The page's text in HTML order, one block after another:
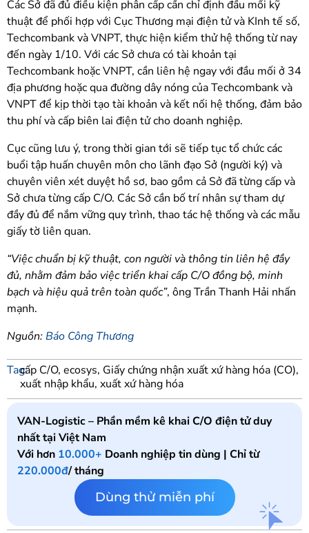
Các Sở đã đủ điều kiện phân cấp cần chỉ định đầu mối kỹ
thuật để phối hợp với Cục Thương mại điện tử và KInh tế số,
Techcombank và VNPT, thực hiện kiểm thử hệ thống từ nay
đến ngày 1/10. Với các Sở chưa có tài khoản tại
Techcombank hoặc VNPT, cần liên hệ ngay với đầu mối ở 34
địa phương hoặc qua đường dây nóng của Techcombank và
VNPT để kịp thời tạo tài khoản và kết nối hệ thống, đảm bảo
thu phí và cấp biên lai điện tử cho doanh nghiệp.
Cục cũng lưu ý, trong thời gian tới sẽ tiếp tục tổ chức các
buổi tập huấn chuyên môn cho lãnh đạo Sở (người ký) và
chuyên viên xét duyệt hồ sơ, bao gồm cả Sở đã từng cấp và
Sở chưa từng cấp C/O. Các Sở cần bố trí nhân sự tham dự
đầy đủ để nắm vững quy trình, thao tác hệ thống và các mẫu
giấy tờ liên quan.
“Việc chuẩn bị kỹ thuật, con người và thông tin liên hệ đầy
đủ, nhằm đảm bảo việc triển khai cấp C/O đồng bộ, minh
bạch và hiệu quả trên toàn quốc”, ông Trần Thanh Hải nhấn
mạnh.
Nguồn:Báo Công Thương
Tag:cấp C/O,ecosys, Giấy chứng nhận xuất xứ hàng hóa (CO),
xuất nhập khẩu,xuất xứ hàng hóa
VAN-Logistic – Phần mềm kê khai C/O điện tử duy
nhất tại Việt Nam
Với hơn 10.000+ Doanh nghiệp tin dùng | Chỉ từ
220.000đ/ tháng
Dùng thử miễn phí